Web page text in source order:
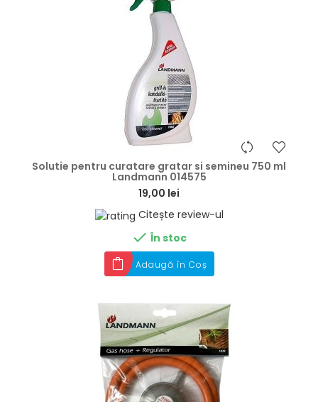
Solutie pentru curatare gratar si semineu 750 ml
Landmann 014575
19,00 lei
Citește review-ul
 În stoc
Adaugă în Coș